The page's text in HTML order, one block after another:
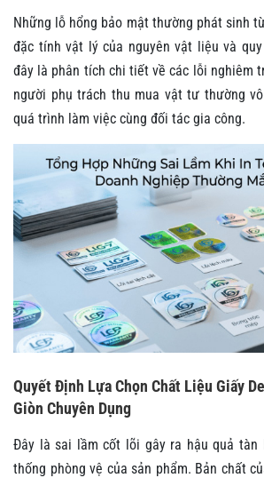
Những lỗ hổng bảo mật thường phát sinh
đặc tính vật lý của nguyên vật liệu và
đây là phân tích chi tiết về các lỗi nghiêm
người phụ trách thu mua vật tư thường
quá trình làm việc cùng đối tác gia công.
Quyết Định Lựa Chọn Chất Liệu Giấy
Giòn Chuyên Dụng
Đây là sai lầm cốt lõi gây ra hậu quả tàn
thống phòng vệ của sản phẩm. Bản chất